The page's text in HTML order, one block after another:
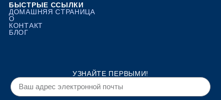
БЫСТРЫЕ ССЫЛКИ
ДОМАШНЯЯ СТРАНИЦА
О
КОНТАКТ
БЛОГ
УЗНАЙТЕ ПЕРВЫМИ!